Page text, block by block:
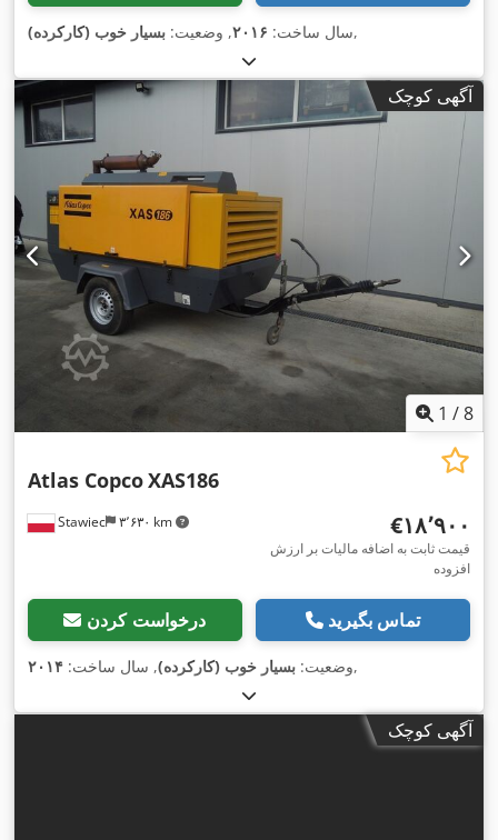
سال ساخت: ۲۰۱۶, وضعیت: بسیار خوب (کارکرده) ,
آگهی کوچک
1 /8
Stawiec ۳٬۶۳۰ km
Atlas CopcoXAS186
‎€۱۸٬۹۰۰
قیمت ثابت به اضافه مالیات بر ارزش
افزوده
درخواست کردن تماس بگیرید
وضعیت: بسیار خوب (کارکرده), سال ساخت: ۲۰۱۴ ,
آگهی کوچک